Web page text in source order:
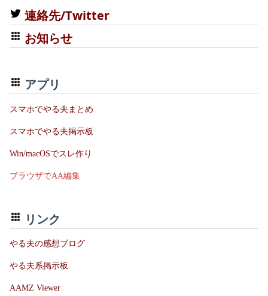
連絡先/Twitter
お知らせ
アプリ
スマホでやる夫まとめ
スマホでやる夫掲示板
Win/macOSでスレ作り
ブラウザでAA編集
リンク
やる夫の感想ブログ
やる夫系掲示板
AAMZ Viewer